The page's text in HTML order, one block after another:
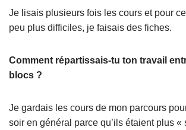
Je lisais plusieurs fois les cours et pour
peu plus difficiles, je faisais des fiches.
Comment répartissais-tu ton travail
blocs ?
Je gardais les cours de mon parcours
soir en général parce qu’ils étaient plus «